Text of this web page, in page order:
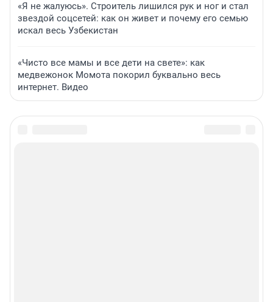
«Я не жалуюсь». Строитель лишился рук и ног и стал
звездой соцсетей: как он живет и почему его семью
искал весь Узбекистан
«Чисто все мамы и все дети на свете»: как
медвежонок Момота покорил буквально весь
интернет. Видео